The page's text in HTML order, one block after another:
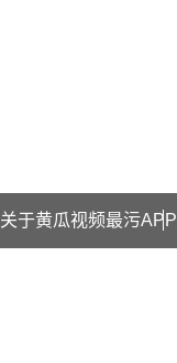
关于黄瓜视频最污APP